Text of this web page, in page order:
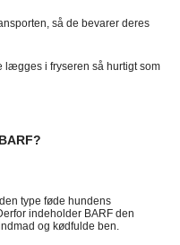
så de bevarer deres
lægges i fryseren så hurtigt som
type føde hundens
indeholder BARF den
og kødfulde ben.